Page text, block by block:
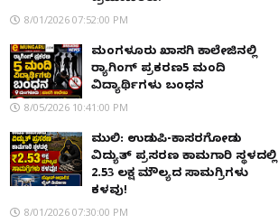
8/01/2026 07:52:00 PM
ಮಂಗಳೂರು ಖಾಸಗಿ ಕಾಲೇಜಿನಲ್ಲಿ
ರ‌್ಯಾಗಿಂಗ್ ಪ್ರಕರಣ5 ಮಂದಿ
ವಿದ್ಯಾರ್ಥಿಗಳು ಬಂಧನ
8/05/2026 10:41:00 PM
ಮುಲ್ಕಿ: ಉಡುಪಿ-ಕಾಸರಗೋಡು
ವಿದ್ಯುತ್ ಪ್ರಸರಣ ಕಾಮಗಾರಿ ಸ್ಥಳದಲ್ಲಿ
₹2.53 ಲಕ್ಷ ಮೌಲ್ಯದ ಸಾಮಗ್ರಿಗಳು
ಕಳವು!
8/01/2026 07:30:00 PM